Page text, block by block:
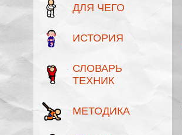
ДЛЯ ЧЕГО
ИСТОРИЯ
СЛОВАРЬ
ТЕХНИК
МЕТОДИКА